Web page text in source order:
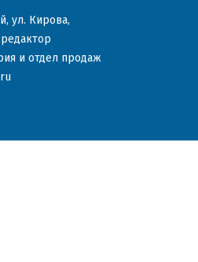
ул. Кирова,
и отдел продаж